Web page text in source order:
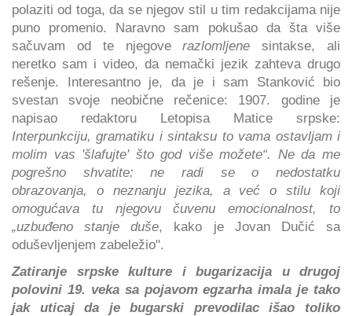
polaziti od toga, da se njegov stil u tim redakcijama nije
puno promenio. Naravno sam pokušao da šta više
sačuvam od te njegoverazlomljene sintakse, ali
neretko sam i video, da nemački jezik zahteva drugo
rešenje. Interesantno je, da je i sam Stanković bio
svestan svoje neobične rečenice: 1907. godine je
napisao redaktoru Letopisa Matice srpske:
Interpunkciju, gramatiku i sintaksu to vama ostavljam i
molim vas 'šlafujte' što god više možete“. Ne da me
pogrešno shvatite: ne radi se o nedostatku
obrazovanja, o neznanju jezika, a već o stilu koji
omogućava tu njegovu čuvenu emocionalnost, to
„uzbuđeno stanje duše, kako je Jovan Dučić sa
oduševljenjem zabeležio".
Zatiranje srpske kulture i bugarizacija u drugoj
polovini 19. veka sa pojavom egzarha imala je tako
jak uticaj da je bugarski prevodilac išao toliko